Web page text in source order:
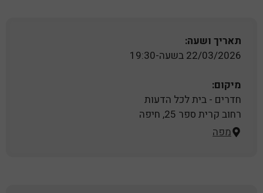
תאריך ושעה:
22/03/2026 בשעה-19:30
מיקום:
חדרים - בית לכל הדעות
רחוב קרית ספר 25, חיפה
מפה